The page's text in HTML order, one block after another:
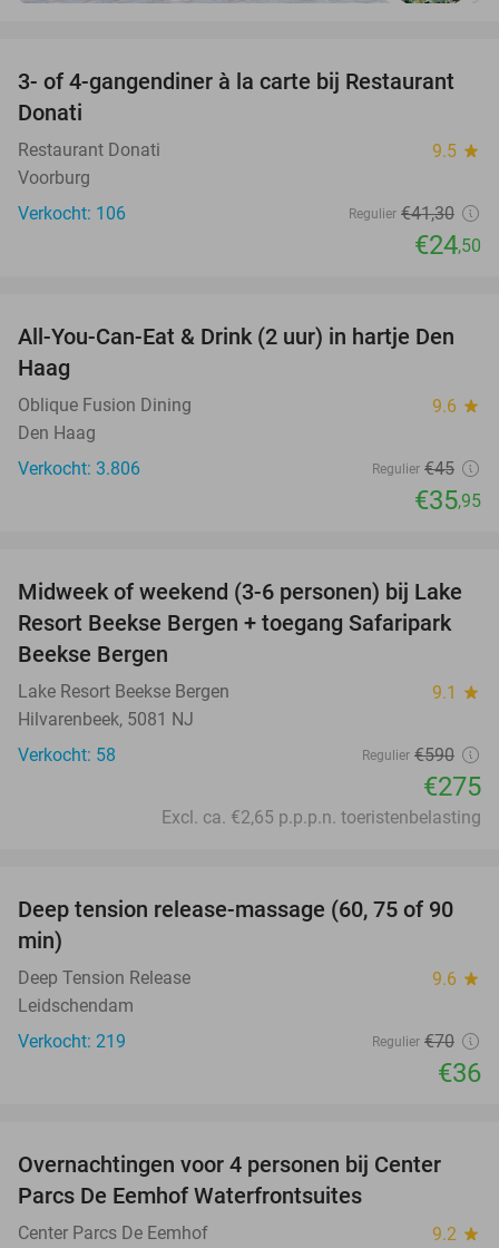
41%
3- of 4-gangendiner à la carte bij Restaurant
Donati
Restaurant Donati 9.5 star
Voorburg
Verkocht: 106
Regulier €41,30
€24,50
20%
All-You-Can-Eat & Drink (2 uur) in hartje Den
Haag
Oblique Fusion Dining 9.6 star
Den Haag
Verkocht: 3.806
Regulier €45
€35,95
53%
Midweek of weekend (3-6 personen) bij Lake
Resort Beekse Bergen + toegang Safaripark
Beekse Bergen
Lake Resort Beekse Bergen 9.1 star
Hilvarenbeek, 5081 NJ
Verkocht: 58
Regulier €590
€275
Excl. ca. €2,65 p.p.p.n. toeristenbelasting
49%
Deep tension release-massage (60, 75 of 90
min)
Deep Tension Release 9.6 star
Leidschendam
Verkocht: 219
Regulier €70
€36
Overnachtingen voor 4 personen bij Center
Parcs De Eemhof Waterfrontsuites
Center Parcs De Eemhof 9.2 star